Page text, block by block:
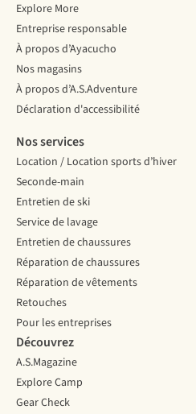
Explore More
Entreprise responsable
À propos d’Ayacucho
Nos magasins
À propos d’A.S.Adventure
Déclaration d'accessibilité
Nos services
Location / Location sports d’hiver
Seconde-main
Entretien de ski
Service de lavage
Entretien de chaussures
Réparation de chaussures
Réparation de vêtements
Retouches
Pour les entreprises
Découvrez
A.S.Magazine
Explore Camp
Gear Check